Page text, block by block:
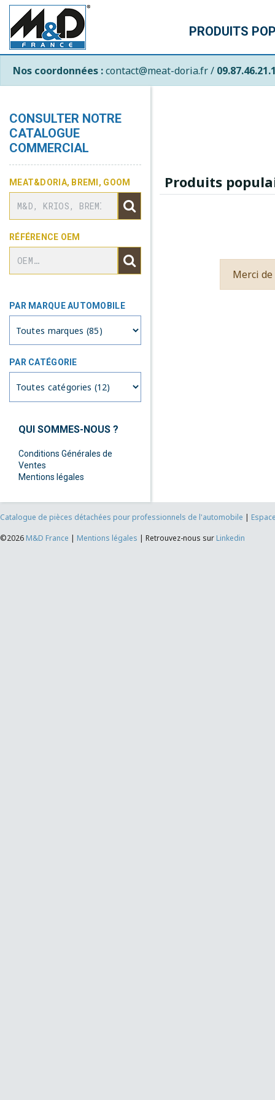
PRODUITS
Nos coordonnées :contact@meat-doria.fr /
CONSULTER NOTRE
CATALOGUE
COMMERCIAL
MEAT&DORIA, BREMI, GOOM
RÉFÉRENCE OEM
PAR MARQUE AUTOMOBILE
PAR CATÉGORIE
QUI SOMMES-NOUS ?
Conditions Générales de
Ventes
Mentions légales
Produits
Merci de
Catalogue de pièces détachées pour professionnels de l'automobile |
©2026 M&D France | Mentions légales | Retrouvez-nous sur Linkedin